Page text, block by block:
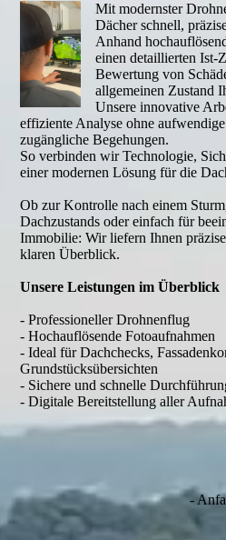
Mit modernster
Dächer schnell,
Anhand
einen detaillierten Ist-
Bewertung von
allgemeinen Zustand
Unsere innovative
effiziente Analyse ohne
zugängliche Begehungen.
So verbinden wir Technologie,
einer modernen Lösung für die
Ob zur Kontrolle nach einem
Dachzustands oder einfach für
Immobilie: Wir liefern Ihnen
klaren Überblick.
Unsere Leistungen im Überblick
- Professioneller Drohnenflug
- Hochauflösende Fotoaufnahmen
- Ideal für Dachchecks,
Grundstücksübersichten
- Sichere und schnelle
- Digitale Bereitstellung aller
-